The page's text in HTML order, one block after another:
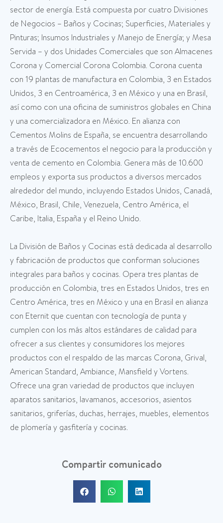
sector de energía. Está compuesta por cuatro Divisiones
de Negocios – Baños y Cocinas; Superficies, Materiales y
Pinturas; Insumos Industriales y Manejo de Energía; y Mesa
Servida – y dos Unidades Comerciales que son Almacenes
Corona y Comercial Corona Colombia. Corona cuenta
con 19 plantas de manufactura en Colombia, 3 en Estados
Unidos, 3 en Centroamérica, 3 en México y una en Brasil,
así como con una oficina de suministros globales en China
y una comercializadora en México. En alianza con
Cementos Molins de España, se encuentra desarrollando
a través de Ecocementos el negocio para la producción y
venta de cemento en Colombia. Genera más de 10.600
empleos y exporta sus productos a diversos mercados
alrededor del mundo, incluyendo Estados Unidos, Canadá,
México, Brasil, Chile, Venezuela, Centro América, el
Caribe, Italia, España y el Reino Unido.
La División de Baños y Cocinas está dedicada al desarrollo
y fabricación de productos que conforman soluciones
integrales para baños y cocinas. Opera tres plantas de
producción en Colombia, tres en Estados Unidos, tres en
Centro América, tres en México y una en Brasil en alianza
con Eternit que cuentan con tecnología de punta y
cumplen con los más altos estándares de calidad para
ofrecer a sus clientes y consumidores los mejores
productos con el respaldo de las marcas Corona, Grival,
American Standard, Ambiance, Mansfield y Vortens.
Ofrece una gran variedad de productos que incluyen
aparatos sanitarios, lavamanos, accesorios, asientos
sanitarios, griferías, duchas, herrajes, muebles, elementos
de plomería y gasfitería y cocinas.
Compartir comunicado